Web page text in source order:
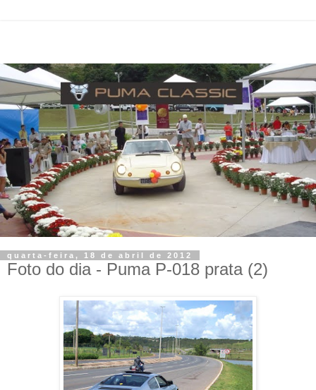
quarta-feira, 18 de abril de 2012
Foto do dia - Puma P-018 prata (2)